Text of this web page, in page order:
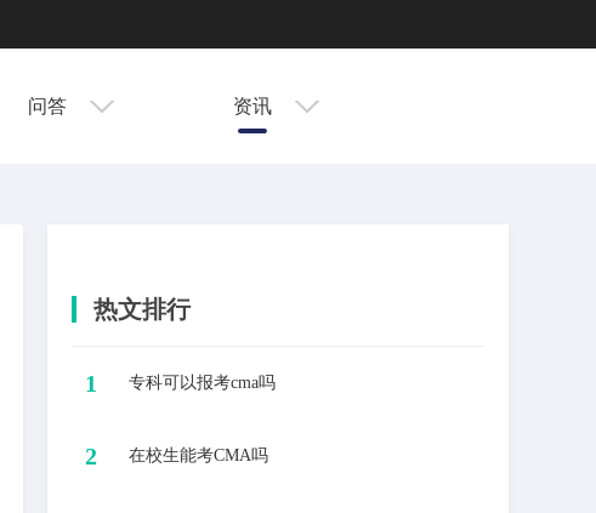
问答 资讯
热文排行
1 ​专科可以报考cma吗
2 ​在校生能考CMA吗